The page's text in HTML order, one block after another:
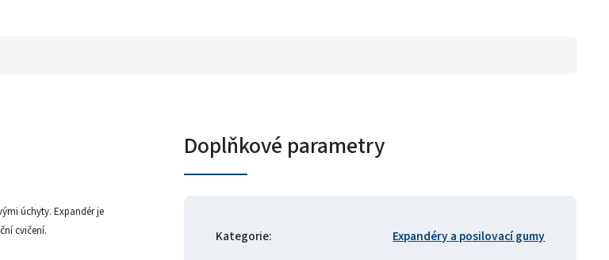
úchyty. Expandér je
cvičení.
Doplňkové parametry
Kategorie: Expandéry a posilovací gumy